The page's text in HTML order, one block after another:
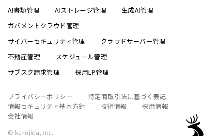
AI書類管理
AIストレージ管理
生成AI管理
ガバメントクラウド管理
サイバーセキュリティ管理
クラウドサーバー管理
不動産管理
スケジュール管理
サブスク請求管理
採用LP管理
プライバシーポリシー
特定商取引法に基づく表記
情報セキュリティ基本方針
技術情報
採用情報
会社情報
© kurojica, Inc.